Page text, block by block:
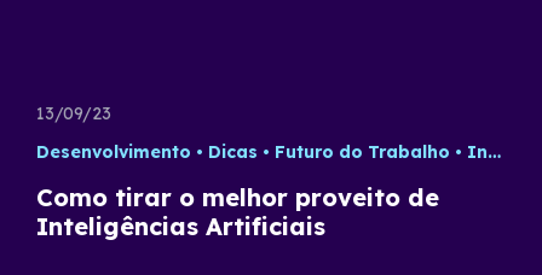
13/09/23
Desenvolvimento
Dicas Futuro do Trabalho Inteligência Artificial
Como tirar o melhor proveito de
Inteligências Artificiais